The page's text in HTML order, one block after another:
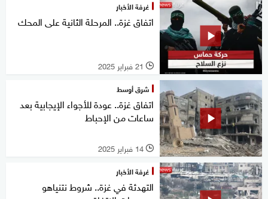
غرفة الأخبار
اتفاق غزة.. المرحلة الثانية على المحك
l 21 فبراير 2025
شرق أوسط
اتفاق غزة.. عودة للأجواء الإيجابية بعد
ساعات من الإحباط
l 14 فبراير 2025
غرفة الأخبار
التهدئة في غزة.. شروط نتنياهو